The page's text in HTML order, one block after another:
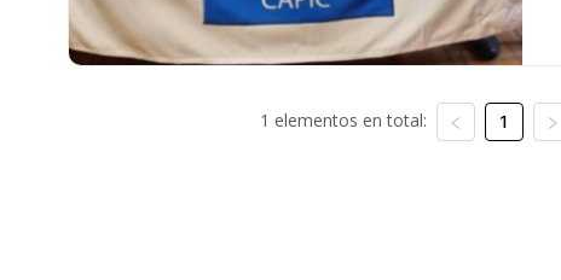
1 elementos en total: 1